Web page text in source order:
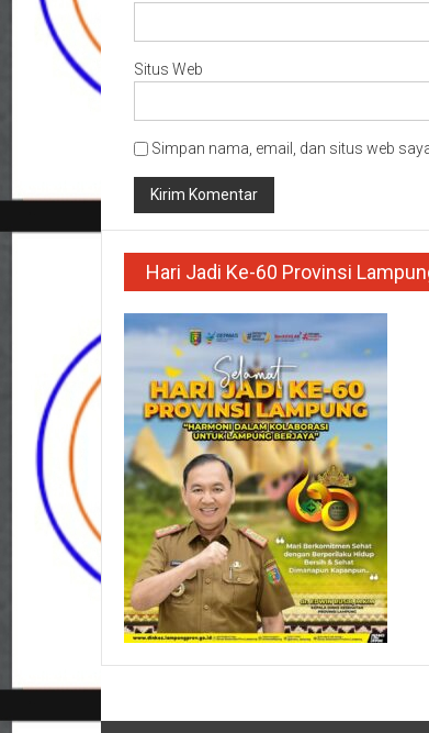
Situs Web
Simpan nama, email, dan situs web
Hari Jadi Ke-60 Provinsi